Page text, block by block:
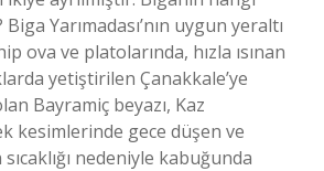
Yarımadası’nın uygun yeraltı
ova ve platolarında, hızla ısınan
yetiştirilen Çanakkale’ye
Bayramiç beyazı, Kaz
kesimlerinde gece düşen ve
nedeniyle kabuğunda